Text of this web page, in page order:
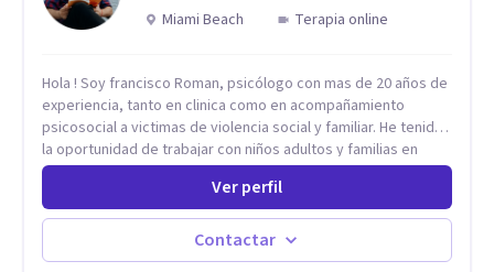
Miami Beach
Terapia online
Hola ! Soy francisco Roman, psicólogo con mas de 20 años de
experiencia, tanto en clinica como en acompañamiento
psicosocial a victimas de violencia social y familiar. He tenido
la oportunidad de trabajar con niños adultos y familias en
todos los espacios y esto me ha dado un una variedad de
aprendizajes que ahora pongo a tu disposicion. En la
actualidad puedo atenderte de manera presencial y/o virtual,
de lunes a sabado. el costo de cada sesión lo acordamos en
el primer contacto
Ver perfil
Contactar